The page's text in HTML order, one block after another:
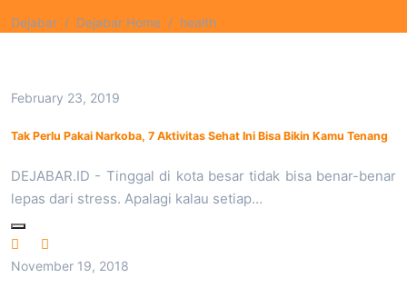
Dejabar Dejabar Home health
February 23, 2019
Tak Perlu Pakai Narkoba, 7 Aktivitas Sehat Ini Bisa Bikin Kamu Tenang
DEJABAR.ID - Tinggal di kota besar tidak bisa benar-benar
lepas dari stress. Apalagi kalau setiap…
November 19, 2018